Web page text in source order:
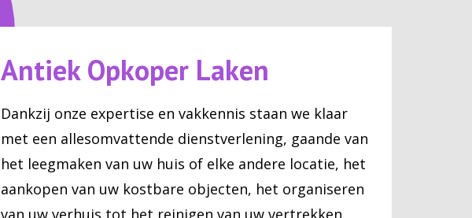
Antiek Opkoper Laken
Dankzij onze expertise en vakkennis staan we klaar
met een allesomvattende dienstverlening, gaande van
het leegmaken van uw huis of elke andere locatie, het
aankopen van uw kostbare objecten, het organiseren
van uw verhuis tot het reinigen van uw vertrekken.